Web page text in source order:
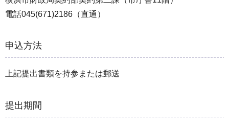
電話045(671)2186（直通）
申込方法
上記提出書類を持参または郵送
提出期間